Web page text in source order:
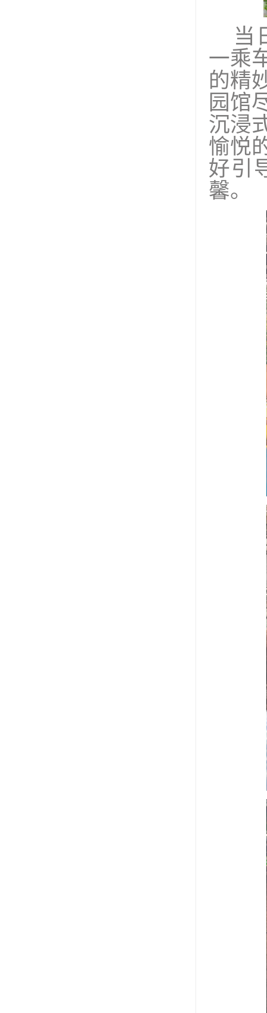
当
一乘
的精
园馆
沉浸
愉悦
好引
馨。